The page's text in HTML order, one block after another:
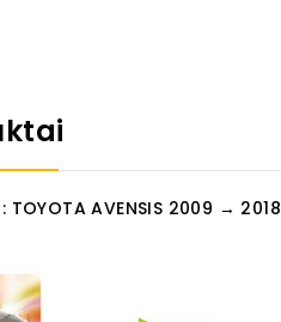
TOYOTA AVENSIS 2009 → 2018